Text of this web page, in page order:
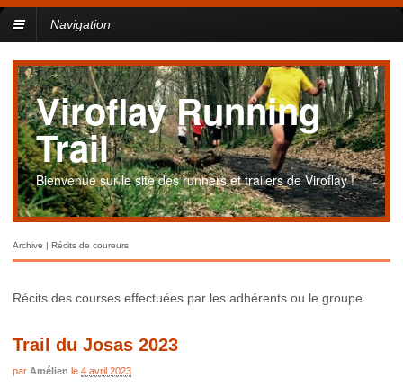
Navigation
Viroflay Running
Trail
Bienvenue sur le site des runners et trailers de Viroflay !
Archive | Récits de coureurs
Récits des courses effectuées par les adhérents ou le groupe.
Trail du Josas 2023
par Amélien le 4 avril 2023